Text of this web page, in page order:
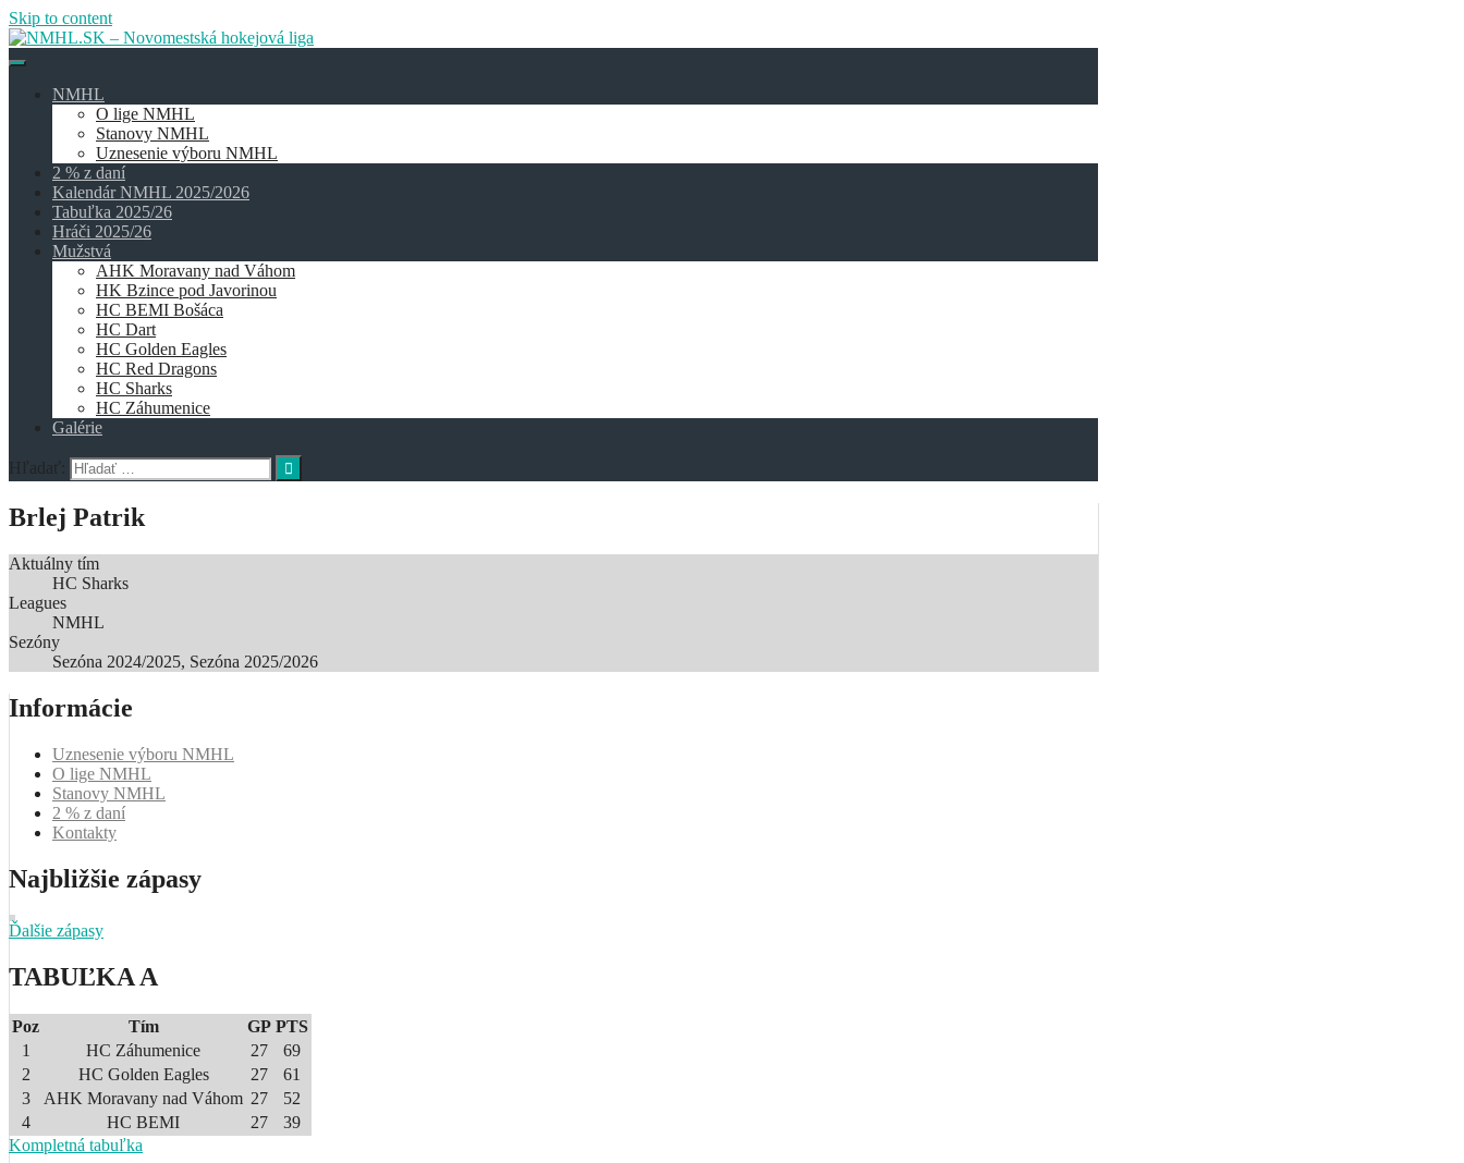
Skip to content
NMHL
O lige NMHL
Stanovy NMHL
Uznesenie výboru NMHL
2 % z daní
Kalendár NMHL 2025/2026
Tabuľka 2025/26
Hráči 2025/26
Mužstvá
AHK Moravany nad Váhom
HK Bzince pod Javorinou
HC BEMI Bošáca
HC Dart
HC Golden Eagles
HC Red Dragons
HC Sharks
HC Záhumenice
Galérie
Hľadať:
Brlej Patrik
Aktuálny tím
HC Sharks
Leagues
NMHL
Sezóny
Sezóna 2024/2025, Sezóna 2025/2026
Informácie
Uznesenie výboru NMHL
O lige NMHL
Stanovy NMHL
2 % z daní
Kontakty
Najbližšie zápasy
Ďalšie zápasy
TABUĽKA A
Poz Tím GP PTS
1
HC Záhumenice 27
69
2
HC Golden Eagles 27
61
3
AHK Moravany nad Váhom 27
52
4
HC BEMI 27
39
Kompletná tabuľka